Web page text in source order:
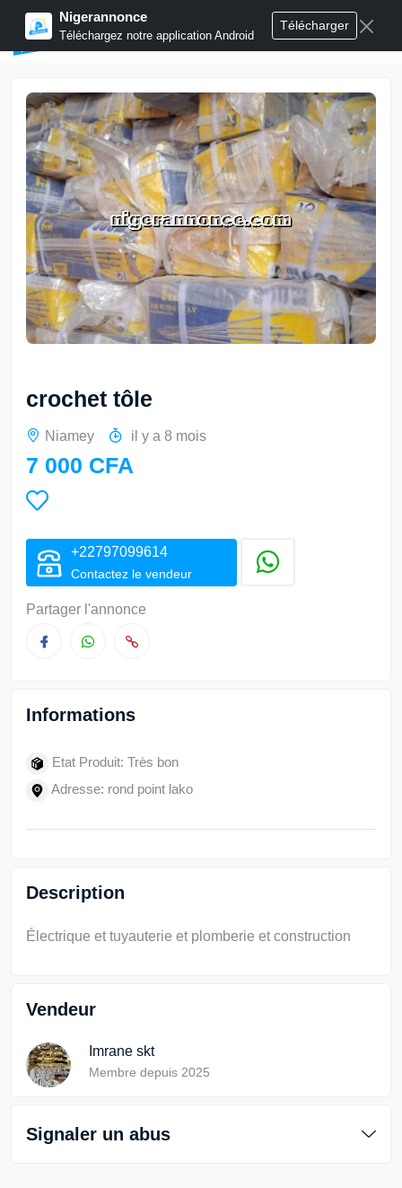
Nigerannonce
Téléchargez notre application Android
Télécharger
Publier annonces
crochet tôle
Niamey il y a 8 mois
7 000 CFA
+22797099614
Contactez le vendeur
Partager l'annonce
Informations
Etat Produit: Très bon
Adresse: rond point lako
Description
Électrique et tuyauterie et plomberie et construction
Vendeur
Imrane skt
Membre depuis 2025
Signaler un abus